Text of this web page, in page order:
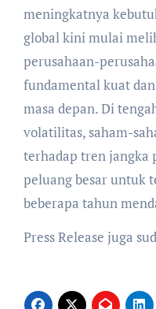
meningkatnya
global kini mulai
perusahaan-
fundamental kuat
masa depan. Di
volatilitas, saham-
terhadap tren
peluang besar untuk
beberapa tahun
Press Release juga